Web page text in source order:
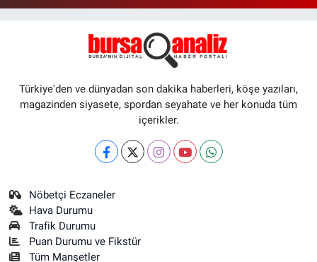
Türkiye'den ve dünyadan son dakika haberleri, köşe yazıları,
magazinden siyasete, spordan seyahate ve her konuda tüm
içerikler.
Nöbetçi Eczaneler
Hava Durumu
Trafik Durumu
Puan Durumu ve Fikstür
Tüm Manşetler